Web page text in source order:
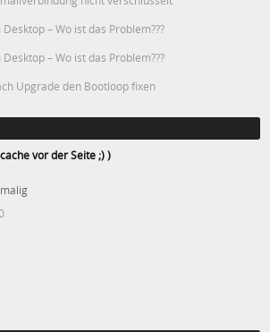
– Wo ist das Problem???
– Wo ist das Problem???
Upgrade den Bootloop fixen
vor der Seite ;) )